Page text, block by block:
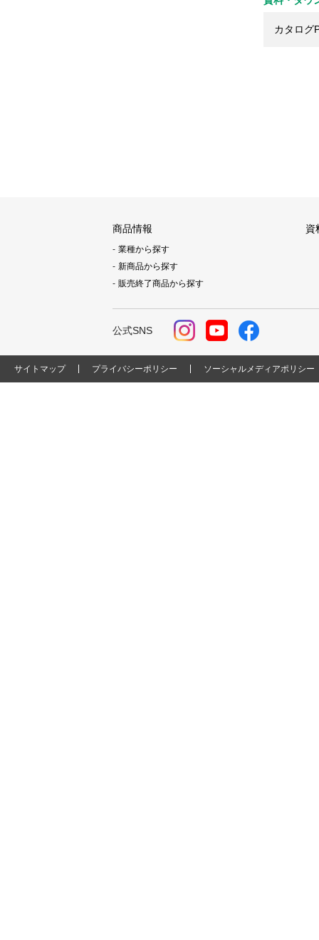
カタログ
商品情報
業種から探す
新商品から探す
販売終了商品から探す
資
公式SNS
サイトマップ プライバシーポリシー ソーシャルメディアポリシー